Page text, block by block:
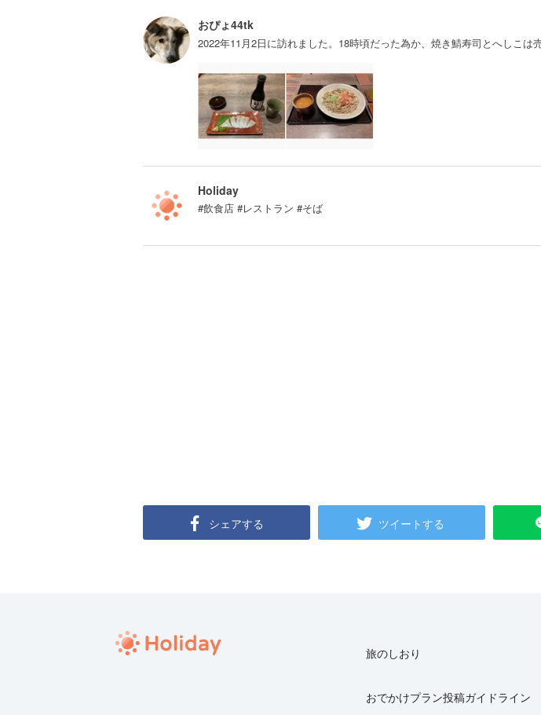
おぴょ44tk
2022年11月2日に訪れました。18時頃だった為か、焼き鯖寿司とへしこは
Holiday
#飲食店 #レストラン #そば
シェアする ツイートする
旅のしおり
おでかけプラン投稿ガイドライン